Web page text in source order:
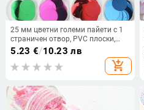
25 мм цветни големи пайети с 1
страничен отвор, PVC плоски,
кръгли свободни пайети, пайети,
шивашки занаяти Направи си
сам скрапбукинг висулка 20 г
5.23 €/10.23 лв
add_shopping_cart